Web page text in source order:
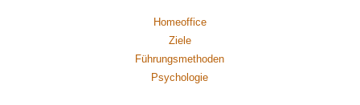
Homeoffice
Ziele
Führungsmethoden
Psychologie